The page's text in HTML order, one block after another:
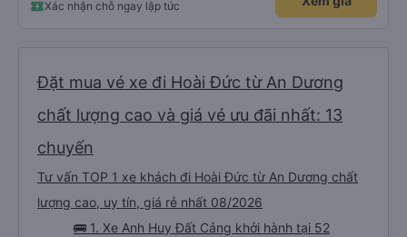
Xác nhận chỗ ngay lập tức
Đặt mua vé xe đi Hoài Đức từ An Dương
chất lượng cao và giá vé ưu đãi nhất: 13
chuyến
Tư vấn TOP 1 xe khách đi Hoài Đức từ An Dương chất
lượng cao, uy tín, giá rẻ nhất 08/2026
🚌 1. Xe Anh Huy Đất Cảng khởi hành tại 52